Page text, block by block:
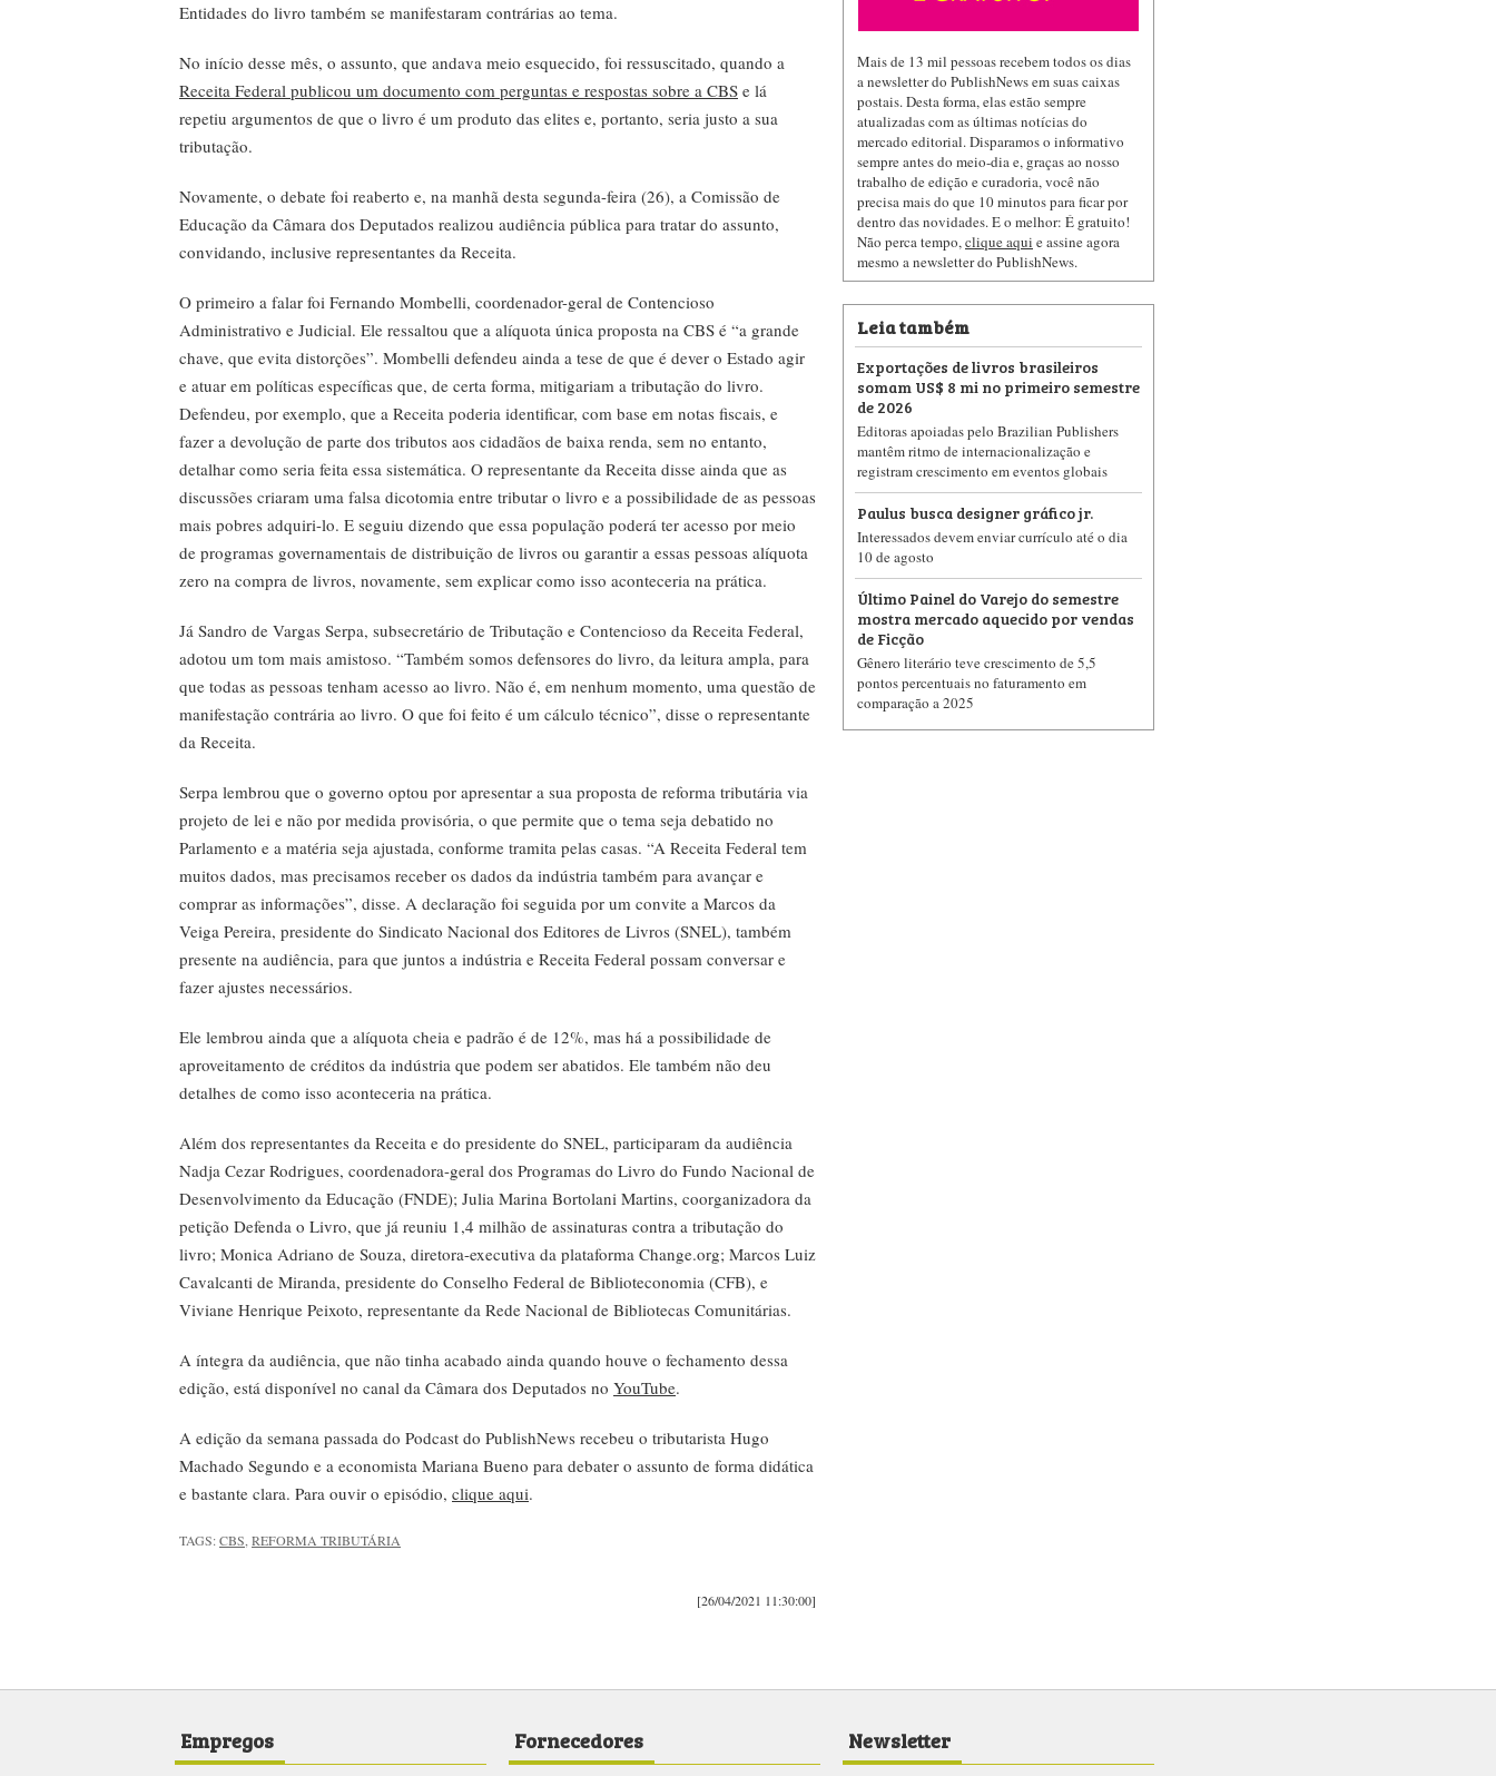
Entidades do livro também se manifestaram contrárias ao tema.
No início desse mês, o assunto, que andava meio esquecido, foi ressuscitado, quando a
Receita Federal publicou um documento com perguntas e respostas sobre a CBS e lá
repetiu argumentos de que o livro é um produto das elites e, portanto, seria justo a sua
tributação.
Novamente, o debate foi reaberto e, na manhã desta segunda-feira (26), a Comissão de
Educação da Câmara dos Deputados realizou audiência pública para tratar do assunto,
convidando, inclusive representantes da Receita.
O primeiro a falar foi Fernando Mombelli, coordenador-geral de Contencioso
Administrativo e Judicial. Ele ressaltou que a alíquota única proposta na CBS é “a grande
chave, que evita distorções”. Mombelli defendeu ainda a tese de que é dever o Estado agir
e atuar em políticas específicas que, de certa forma, mitigariam a tributação do livro.
Defendeu, por exemplo, que a Receita poderia identificar, com base em notas fiscais, e
fazer a devolução de parte dos tributos aos cidadãos de baixa renda, sem no entanto,
detalhar como seria feita essa sistemática. O representante da Receita disse ainda que as
discussões criaram uma falsa dicotomia entre tributar o livro e a possibilidade de as pessoas
mais pobres adquiri-lo. E seguiu dizendo que essa população poderá ter acesso por meio
de programas governamentais de distribuição de livros ou garantir a essas pessoas alíquota
zero na compra de livros, novamente, sem explicar como isso aconteceria na prática.
Já Sandro de Vargas Serpa, subsecretário de Tributação e Contencioso da Receita Federal,
adotou um tom mais amistoso. “Também somos defensores do livro, da leitura ampla, para
que todas as pessoas tenham acesso ao livro. Não é, em nenhum momento, uma questão de
manifestação contrária ao livro. O que foi feito é um cálculo técnico”, disse o representante
da Receita.
Serpa lembrou que o governo optou por apresentar a sua proposta de reforma tributária via
projeto de lei e não por medida provisória, o que permite que o tema seja debatido no
Parlamento e a matéria seja ajustada, conforme tramita pelas casas. “A Receita Federal tem
muitos dados, mas precisamos receber os dados da indústria também para avançar e
comprar as informações”, disse. A declaração foi seguida por um convite a Marcos da
Veiga Pereira, presidente do Sindicato Nacional dos Editores de Livros (SNEL), também
presente na audiência, para que juntos a indústria e Receita Federal possam conversar e
fazer ajustes necessários.
Ele lembrou ainda que a alíquota cheia e padrão é de 12%, mas há a possibilidade de
aproveitamento de créditos da indústria que podem ser abatidos. Ele também não deu
detalhes de como isso aconteceria na prática.
Além dos representantes da Receita e do presidente do SNEL, participaram da audiência
Nadja Cezar Rodrigues, coordenadora-geral dos Programas do Livro do Fundo Nacional de
Desenvolvimento da Educação (FNDE); Julia Marina Bortolani Martins, coorganizadora da
petição Defenda o Livro, que já reuniu 1,4 milhão de assinaturas contra a tributação do
livro; Monica Adriano de Souza, diretora-executiva da plataforma Change.org; Marcos Luiz
Cavalcanti de Miranda, presidente do Conselho Federal de Biblioteconomia (CFB), e
Viviane Henrique Peixoto, representante da Rede Nacional de Bibliotecas Comunitárias.
A íntegra da audiência, que não tinha acabado ainda quando houve o fechamento dessa
edição, está disponível no canal da Câmara dos Deputados no YouTube.
A edição da semana passada do Podcast do PublishNews recebeu o tributarista Hugo
Machado Segundo e a economista Mariana Bueno para debater o assunto de forma didática
e bastante clara. Para ouvir o episódio, clique aqui.
TAGS:CBS,REFORMA TRIBUTÁRIA
[26/04/2021 11:30:00]
Mais de 13 mil pessoas recebem todos os dias
a newsletter do PublishNews em suas caixas
postais. Desta forma, elas estão sempre
atualizadas com as últimas notícias do
mercado editorial. Disparamos o informativo
sempre antes do meio-dia e, graças ao nosso
trabalho de edição e curadoria, você não
precisa mais do que 10 minutos para ficar por
dentro das novidades. E o melhor: É gratuito!
Não perca tempo,clique aqui e assine agora
mesmo a newsletter do PublishNews.
Leia também
Exportações de livros brasileiros
somam US$ 8 mi no primeiro semestre
de 2026
Editoras apoiadas pelo Brazilian Publishers
mantêm ritmo de internacionalização e
registram crescimento em eventos globais
Paulus busca designer gráfico jr.
Interessados devem enviar currículo até o dia
10 de agosto
Último Painel do Varejo do semestre
mostra mercado aquecido por vendas
de Ficção
Gênero literário teve crescimento de 5,5
pontos percentuais no faturamento em
comparação a 2025
Empregos Fornecedores Newsletter